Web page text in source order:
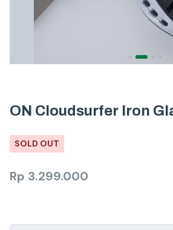
ON Cloudsurfer Iron
SOLD OUT
Rp 3.299.000